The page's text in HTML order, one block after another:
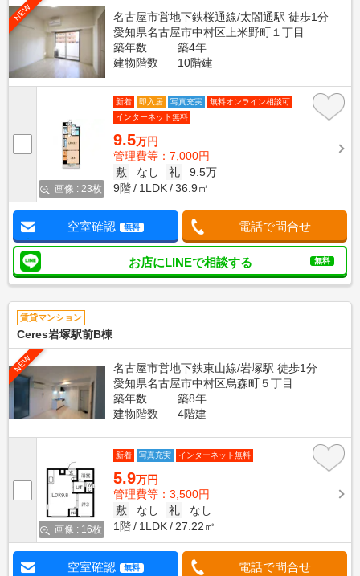
NEW
名古屋市営地下鉄桜通線/太閤通駅 徒歩1分
愛知県名古屋市中村区上米野町１丁目
築年数
築4年
建物階数
10階建
画像 : 23枚
新着 即入居 写真充実
無料オンライン相談可
インターネット無料
9.5万円
管理費等：7,000円
敷
なし 礼
9.5万
9階
1LDK 36.9㎡
空室確認 無料 電話で問合せ
お店にLINEで相談する 無料
賃貸マンション
Ceres岩塚駅前B棟
NEW
名古屋市営地下鉄東山線/岩塚駅 徒歩1分
愛知県名古屋市中村区烏森町５丁目
築年数
築8年
建物階数
4階建
画像 : 16枚
新着 写真充実 インターネット無料
5.9万円
管理費等：3,500円
敷
なし 礼
なし
1階
1LDK 27.22㎡
空室確認 無料 電話で問合せ